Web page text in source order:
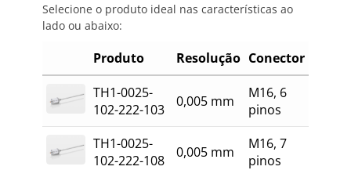
Selecione o produto ideal nas características ao
lado ou abaixo:
Produto Resolução Conector
TH1-0025-
102-222-103
0,005 mm
M16, 6
pinos
TH1-0025-
102-222-108
0,005 mm
M16, 7
pinos